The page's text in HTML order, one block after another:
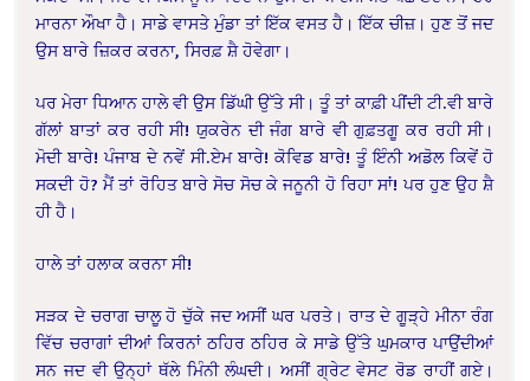
ਮਾਰਨਾ ਔਖਾ ਹੈ। ਸਾਡੇ ਵਾਸਤੇ ਮੁੰਡਾ ਤਾਂ ਇੱਕ ਵਸਤ ਹੈ। ਇੱਕ ਚੀਜ਼। ਹੁਣ ਤੋਂ ਜਦ
ਉਸ ਬਾਰੇ ਜ਼ਿਕਰ ਕਰਨਾ, ਸਿਰਫ਼ ਸ਼ੈ ਹੋਵੇਗਾ।
ਪਰ ਮੇਰਾ ਧਿਆਨ ਹਾਲੇ ਵੀ ਉਸ ਡਿੱਘੀ ਉੱਤੇ ਸੀ। ਤੂੰ ਤਾਂ ਕਾਫ਼ੀ ਪੀਂਦੀ ਟੀ.ਵੀ ਬਾਰੇ
ਗੱਲਾਂ ਬਾਤਾਂ ਕਰ ਰਹੀ ਸੀ! ਯੁਕਰੇਨ ਦੀ ਜੰਗ ਬਾਰੇ ਵੀ ਗੁਫ਼ਤਗੂ ਕਰ ਰਹੀ ਸੀ।
ਮੋਦੀ ਬਾਰੇ! ਪੰਜਾਬ ਦੇ ਨਵੇਂ ਸੀ.ਏਮ ਬਾਰੇ! ਕੋਵਿਡ ਬਾਰੇ! ਤੂੰ ਇੰਨੀ ਅਡੋਲ ਕਿਵੇਂ ਹੋ
ਸਕਦੀ ਹੋ? ਮੈਂ ਤਾਂ ਰੋਹਿਤ ਬਾਰੇ ਸੋਚ ਸੋਚ ਕੇ ਜਨੂਨੀ ਹੋ ਰਿਹਾ ਸਾਂ! ਪਰ ਹੁਣ ਉਹ ਸ਼ੈ
ਹੀ ਹੈ।
ਹਾਲੇ ਤਾਂ ਹਲਾਕ ਕਰਨਾ ਸੀ!
ਸੜਕ ਦੇ ਚਰਾਗ ਚਾਲੂ ਹੋ ਚੁੱਕੇ ਜਦ ਅਸੀਂ ਘਰ ਪਰਤੇ। ਰਾਤ ਦੇ ਗੂੜ੍ਹੇ ਮੀਨਾ ਰੰਗ
ਵਿੱਚ ਚਰਾਗਾਂ ਦੀਆਂ ਕਿਰਨਾਂ ਠਹਿਰ ਠਹਿਰ ਕੇ ਸਾਡੇ ਉੱਤੇ ਘੁਮਕਾਰ ਪਾਉਂਦੀਆਂ
ਸਨ ਜਦ ਵੀ ਉਨ੍ਹਾਂ ਥੱਲੇ ਮਿੰਨੀ ਲੰਘਦੀ। ਅਸੀਂ ਗ੍ਰੇਟ ਵੇਸਟ ਰੋਡ ਰਾਹੀਂ ਗਏ।